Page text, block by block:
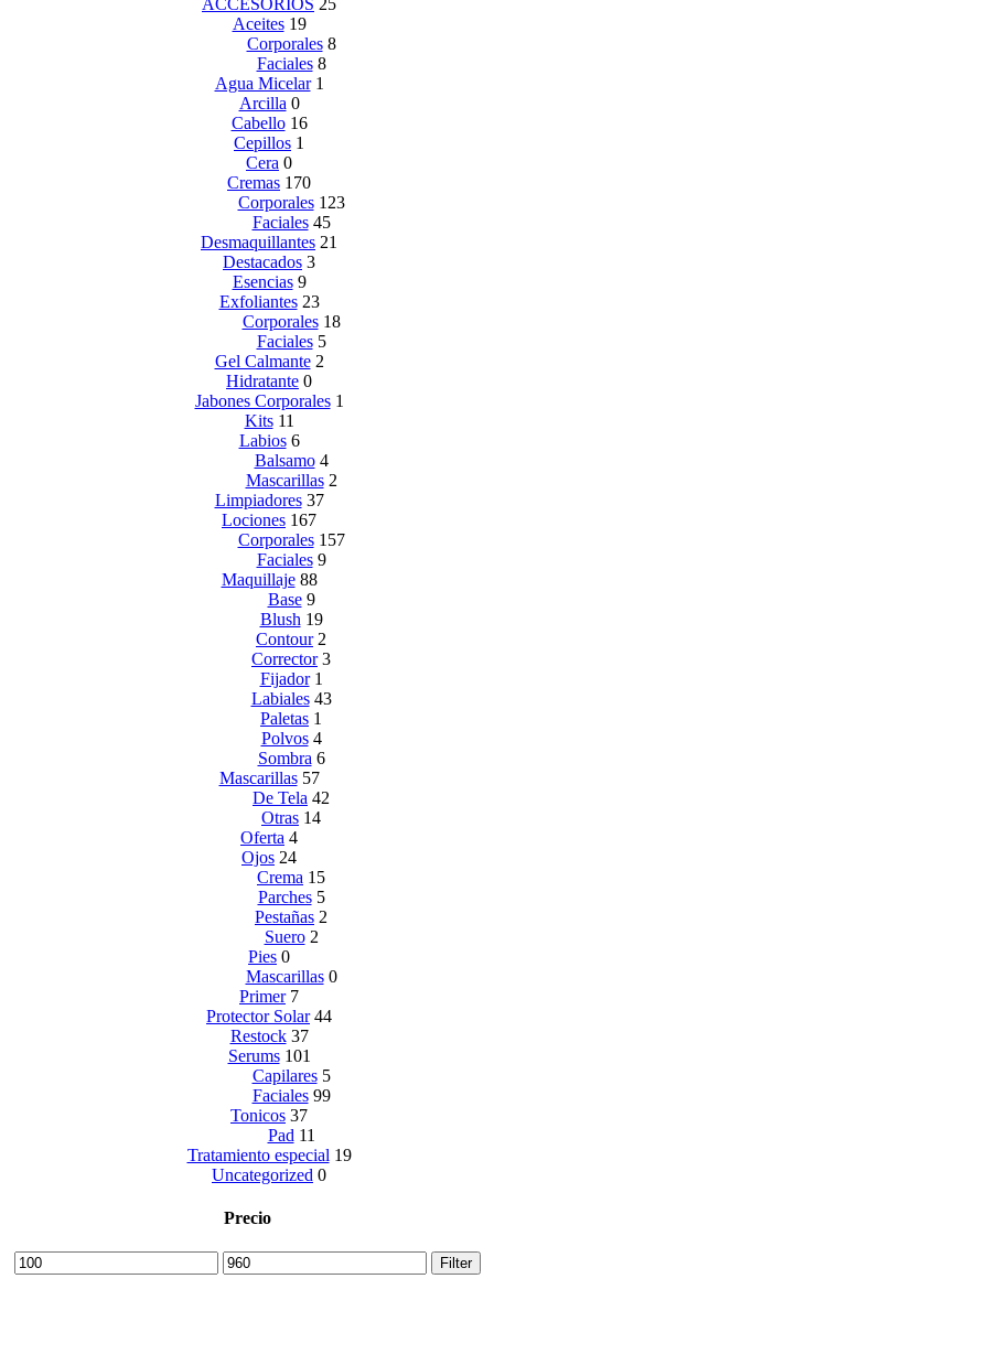
Aceites 19
Corporales 8
Faciales 8
Agua Micelar 1
Arcilla 0
Cabello 16
Cepillos 1
Cera 0
Cremas 170
Corporales 123
Faciales 45
Desmaquillantes 21
Destacados 3
Esencias 9
Exfoliantes 23
Corporales 18
Faciales 5
Gel Calmante 2
Hidratante 0
Jabones Corporales 1
Kits 11
Labios 6
Balsamo 4
Mascarillas 2
Limpiadores 37
Lociones 167
Corporales 157
Faciales 9
Maquillaje 88
Base 9
Blush 19
Contour 2
Corrector 3
Fijador 1
Labiales 43
Paletas 1
Polvos 4
Sombra 6
Mascarillas 57
De Tela 42
Otras 14
Oferta 4
Ojos 24
Crema 15
Parches 5
Pestañas 2
Suero 2
Pies 0
Mascarillas 0
Primer 7
Protector Solar 44
Restock 37
Serums 101
Capilares 5
Faciales 99
Tonicos 37
Pad 11
Tratamiento especial 19
Uncategorized 0
Precio
Min
price
Max
price
Filter